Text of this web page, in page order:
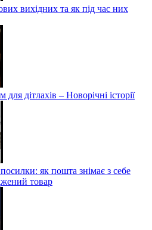
вихідних та як під час них
дітлахів – Новорічні історії
як пошта знімає з себе
товар